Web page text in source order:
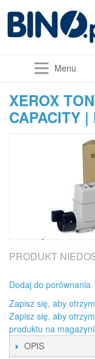
Menu
XEROX
CAPACITY |
PRODUKT
Dodaj do porównania
Zapisz się, aby
Zapisz się, aby
produktu na
OPIS